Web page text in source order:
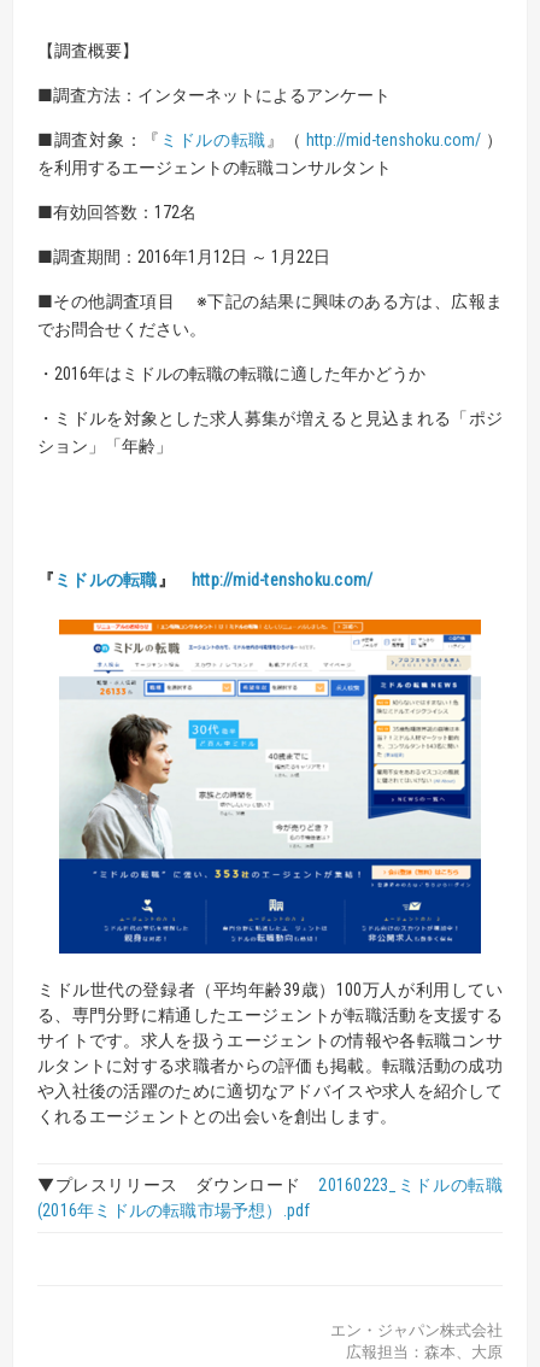
【調査概要】
■調査方法：インターネットによるアンケート
■調査対象：『 ミドルの転職 』（ http://mid-tenshoku.com/ ）
を利用するエージェントの転職コンサルタント
■有効回答数：172名
■調査期間：2016年1月12日 ～ 1月22日
■その他調査項目 ※下記の結果に興味のある方は、広報ま
でお問合せください。
・2016年はミドルの転職の転職に適した年かどうか
・ミドルを対象とした求人募集が増えると見込まれる「ポジ
ション」「年齢」
『 ミドルの転職 』 http://mid-tenshoku.com/
ミドル世代の登録者（平均年齢39歳）100万人が利用してい
る、専門分野に精通したエージェントが転職活動を支援する
サイトです。求人を扱うエージェントの情報や各転職コンサ
ルタントに対する求職者からの評価も掲載。転職活動の成功
や入社後の活躍のために適切なアドバイスや求人を紹介して
くれるエージェントとの出会いを創出します。
▼プレスリリース ダウンロード 20160223_ミドルの転職
(2016年ミドルの転職市場予想）.pdf
エン・ジャパン株式会社
広報担当：森本、大原